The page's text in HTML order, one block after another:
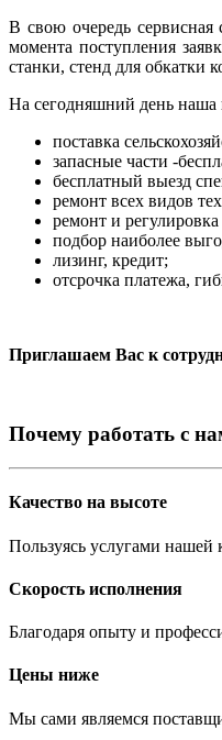
В свою очередь
момента поступления
станки, стенд для обкатки
На сегодняшний день наша
поставка
запасные части -
бесплатный выезд
ремонт всех видов
ремонт и
подбор наиболее
лизинг, кредит;
отсрочка платежа,
Приглашаем Вас к
Почему работать с
Качество на высоте
Пользуясь услугами нашей
Скорость исполнения
Благодаря опыту и
Цены ниже
Мы сами являемся